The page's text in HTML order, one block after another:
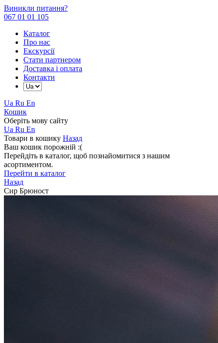
Виникли питання?
067 01 01 105
Каталог
Про нас
Екскурсії
Стати партнером
Доставка і оплата
Контакти
Ua Ru En
Кошик
Оберіть мову сайту
Ua Ru En
Товари в кошику Назад
Ваш кошик порожній :(
Перейдіть в каталог, щоб познайомитися з нашим
асортиментом.
Перейти в каталог
Назад
Сир Брюност